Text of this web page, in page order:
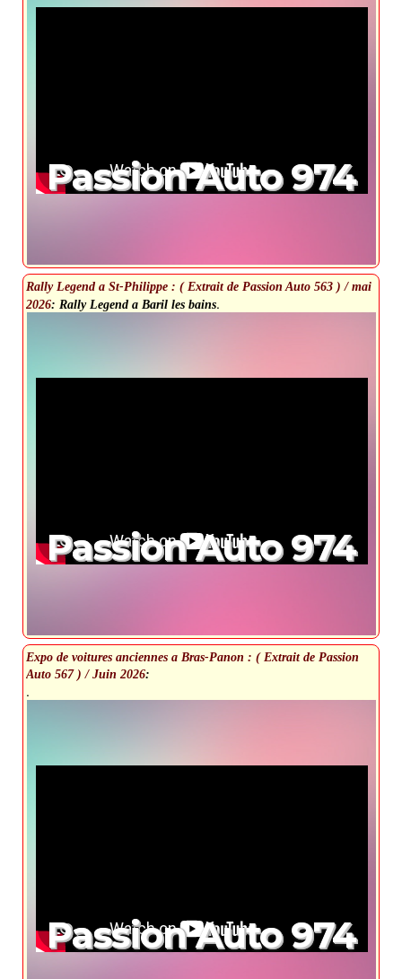
Passion Auto 974
Rally Legend a St-Philippe : ( Extrait de Passion Auto 563 ) / mai
2026: Rally Legend a Baril les bains.
Passion Auto 974
Expo de voitures anciennes a Bras-Panon : ( Extrait de Passion
Auto 567 ) / Juin 2026:
.
Passion Auto 974